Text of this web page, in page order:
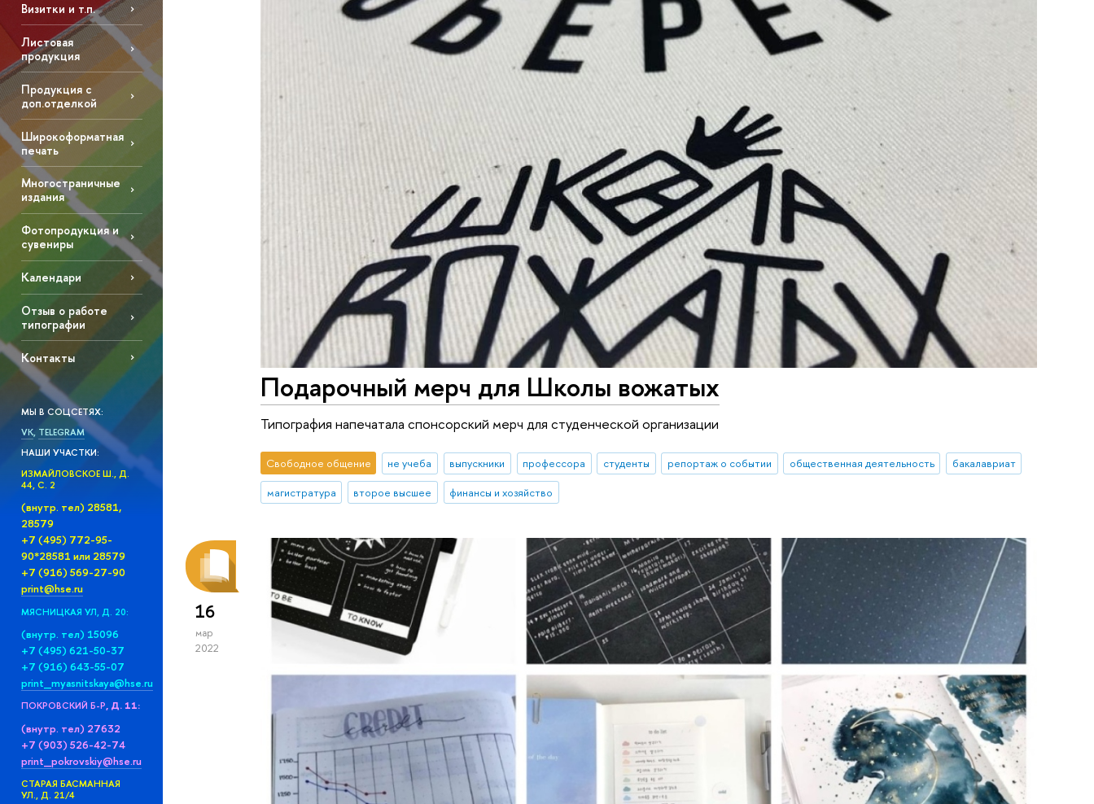
Визитки и т.п.
Листовая
продукция
Продукция с
доп.отделкой
Широкоформатная
печать
Многостраничные
издания
Фотопродукция и
сувениры
Календари
Отзыв о работе
типографии
Контакты
МЫ В СОЦСЕТЯХ:
VK, TELEGRAM
НАШИ УЧАСТКИ:
ИЗМАЙЛОВСКОЕ Ш., Д.
44, С. 2
(внутр. тел) 28581,
28579
+7 (495) 772-95-
90*28581 или 28579
+7 (916) 569-27-90
print@hse.ru
МЯСНИЦКАЯ УЛ, Д. 20:
(внутр. тел) 15096
+7 (495) 621-50-37
+7 (916) 643-55-07
print_myasnitskaya@hse.ru
ПОКРОВСКИЙ Б-Р, Д. 11:
(внутр. тел) 27632
+7 (903) 526-42-74
print_pokrovskiy@hse.ru
СТАРАЯ БАСМАННАЯ
УЛ., Д. 21/4
Подарочный мерч для Школы вожатых
Типография напечатала спонсорский мерч для студенческой организации
Свободное общение не учеба выпускники профессора студенты репортаж о событии общественная деятельность
бакалавриат
магистратура
второе высшее финансы и хозяйство
16
мар
2022